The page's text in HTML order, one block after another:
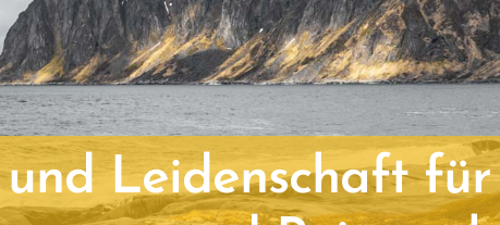
Leidenschaft